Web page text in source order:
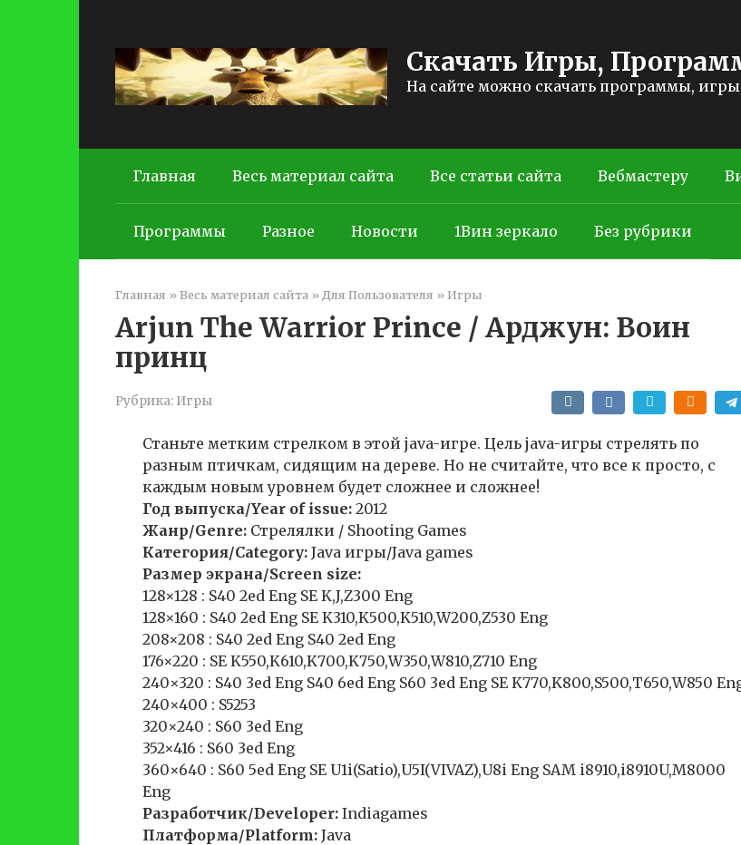
Скачать Игры,
На сайте можно скачать программы,
Главная Весь материал сайта Все статьи сайта Вебмастеру
Программы Разное Новости 1Вин зеркало Без рубрики
Главная »Весь материал сайта » Для Пользователя » Игры
Arjun The Warrior Prince / Арджун: Воин
принц
Рубрика: Игры
Станьте метким стрелком в этой java-игре. Цель java-игры стрелять по
разным птичкам, сидящим на дереве. Но не считайте, что все к просто, с
каждым новым уровнем будет сложнее и сложнее!
Год выпуска/Year of issue: 2012
Жанр/Genre: Стрелялки / Shooting Games
Категория/Category: Java игры/Java games
Размер экрана/Screen size:
128×128 : S40 2ed Eng SE K,J,Z300 Eng
128×160 : S40 2ed Eng SE K310,K500,K510,W200,Z530 Eng
208×208 : S40 2ed Eng S40 2ed Eng
176×220 : SE K550,K610,K700,K750,W350,W810,Z710 Eng
240×320 : S40 3ed Eng S40 6ed Eng S60 3ed Eng SE K770,K800,S500,T650,W850
240×400 : S5253
320×240 : S60 3ed Eng
352×416 : S60 3ed Eng
360×640 : S60 5ed Eng SE U1i(Satio),U5I(VIVAZ),U8i Eng SAM i8910,i8910U,M8000
Eng
Разработчик/Developer: Indiagames
Платформа/Platform: Java